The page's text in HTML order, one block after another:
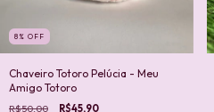
8 % OFF
Chaveiro Totoro Pelúcia - Meu
Amigo Totoro
R$50,00 R$45,90